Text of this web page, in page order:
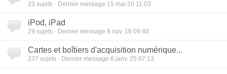
23 sujets · Dernier message 15 mai 20 11:03
iPod, iPad
29 sujets · Dernier message 8 nov. 16 09:40
Cartes et boîtiers d'acquisition numérique...
237 sujets · Dernier message 6 janv. 25 07:13